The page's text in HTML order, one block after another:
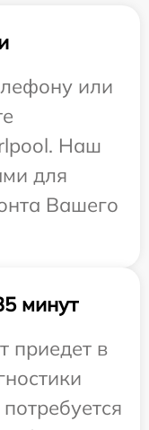
или
Наш
для
Вашего
минут
приедет в